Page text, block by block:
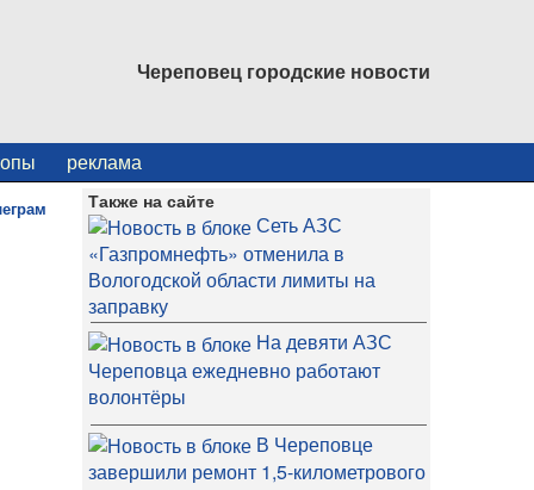
Череповец городские новости
реклама
Также на сайте
Сеть АЗС
«Газпромнефть» отменила в
Вологодской области лимиты на
заправку
На девяти АЗС
Череповца ежедневно работают
волонтёры
В Череповце
завершили ремонт 1,5-километрового